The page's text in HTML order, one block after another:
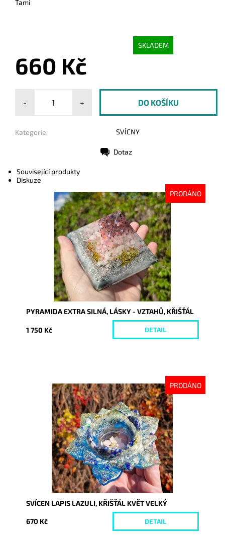
Tami
SKLADEM
660 Kč
- +
Kategorie: SVÍCNY
Dotaz
Související produkty
Diskuze
PRODÁNO
Dostupnost:
Vyprodáno
10236
PYRAMIDA EXTRA SILNÁ, LÁSKY - VZTAHŮ, KŘIŠŤÁL
1 750 Kč DETAIL
PRODÁNO
Dostupnost:
Vyprodáno
9955
SVÍCEN LAPIS LAZULI, KŘIŠŤÁL KVĚT VELKÝ
670 Kč DETAIL